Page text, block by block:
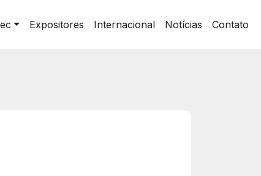
Expositores Internacional Notícias Contato